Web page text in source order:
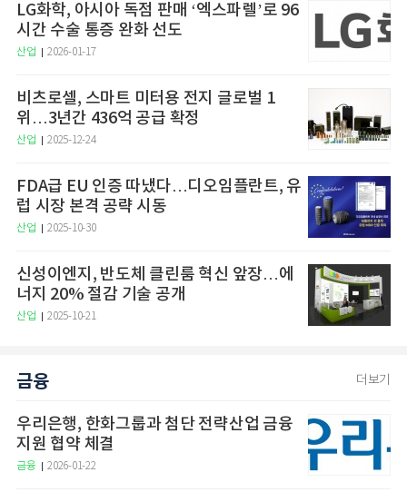
LG화학, 아시아 독점 판매 ‘엑스파렐’로 96
시간 수술 통증 완화 선도
산업 2026-01-17
비츠로셀, 스마트 미터용 전지 글로벌 1
위…3년간 436억 공급 확정
산업 2025-12-24
FDA급 EU 인증 따냈다…디오임플란트, 유
럽 시장 본격 공략 시동
산업 2025-10-30
신성이엔지, 반도체 클린룸 혁신 앞장…에
너지 20% 절감 기술 공개
산업 2025-10-21
금융 더보기
우리은행, 한화그룹과 첨단 전략산업 금융
지원 협약 체결
금융 2026-01-22